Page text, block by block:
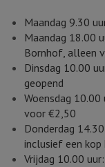
Maandag 9.30
Maandag 18.00
Bornhof, alleen
Dinsdag 10.00
geopend
Woensdag 10.00
voor €2,50
Donderdag
inclusief een
Vrijdag 10.00 uur: